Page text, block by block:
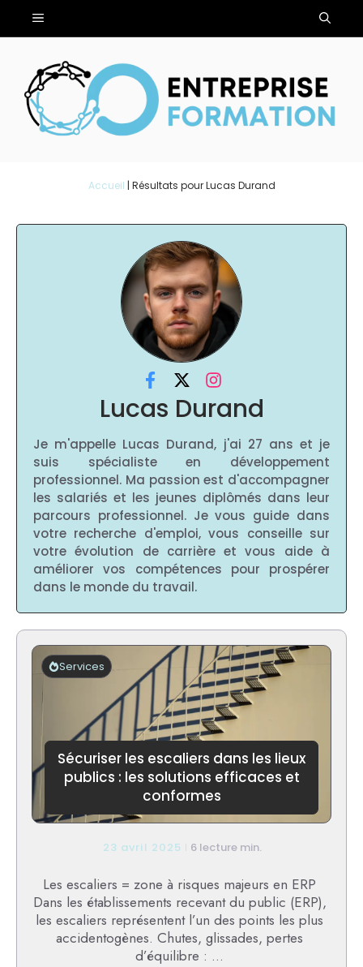
contenu
Menu
Accueil | Résultats pour Lucas Durand
Lucas Durand
Je m'appelle Lucas Durand, j'ai 27 ans et je
suis spécialiste en développement
professionnel. Ma passion est d'accompagner
les salariés et les jeunes diplômés dans leur
parcours professionnel. Je vous guide dans
votre recherche d'emploi, vous conseille sur
votre évolution de carrière et vous aide à
améliorer vos compétences pour prospérer
dans le monde du travail.
Sécuriser les escaliers dans les lieux
publics : les solutions efficaces et
conformes
Services
23 avril 2025 6 lecture min.
Les escaliers = zone à risques majeurs en ERP
Dans les établissements recevant du public (ERP),
les escaliers représentent l’un des points les plus
accidentogènes. Chutes, glissades, pertes
d’équilibre : ...